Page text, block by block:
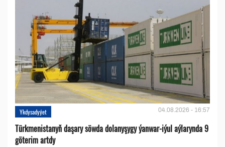
Ykdysadyýet 04.08.2026 - 16:57
Türkmenistanyň daşary söwda dolanyşygy ýanwar-iýul aýlarynda 9
göterim artdy